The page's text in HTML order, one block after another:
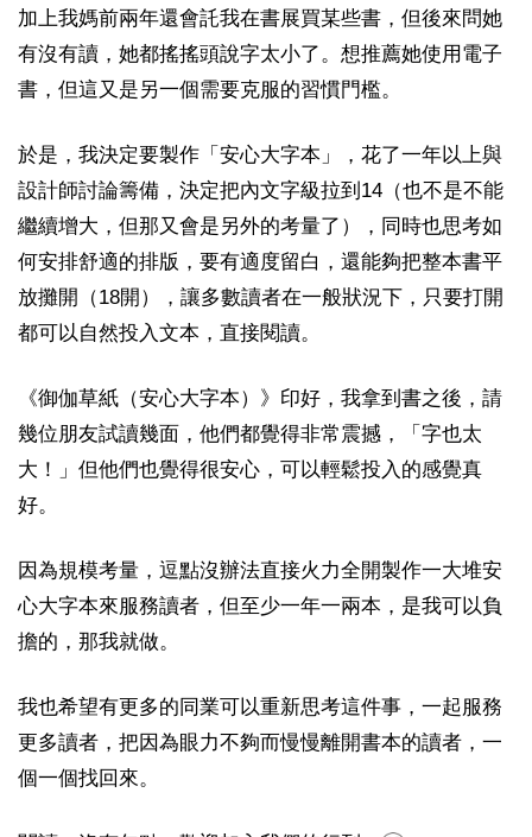
加上我媽前兩年還會託我在書展買某些書，但後來問她
有沒有讀，她都搖搖頭說字太小了。想推薦她使用電子
書，但這又是另一個需要克服的習慣門檻。
於是，我決定要製作「安心大字本」，花了一年以上與
設計師討論籌備，決定把內文字級拉到14（也不是不能
繼續增大，但那又會是另外的考量了），同時也思考如
何安排舒適的排版，要有適度留白，還能夠把整本書平
放攤開（18開），讓多數讀者在一般狀況下，只要打開
都可以自然投入文本，直接閱讀。
《御伽草紙（安心大字本）》印好，我拿到書之後，請
幾位朋友試讀幾面，他們都覺得非常震撼，「字也太
大！」但他們也覺得很安心，可以輕鬆投入的感覺真
好。
因為規模考量，逗點沒辦法直接火力全開製作一大堆安
心大字本來服務讀者，但至少一年一兩本，是我可以負
擔的，那我就做。
我也希望有更多的同業可以重新思考這件事，一起服務
更多讀者，把因為眼力不夠而慢慢離開書本的讀者，一
個一個找回來。